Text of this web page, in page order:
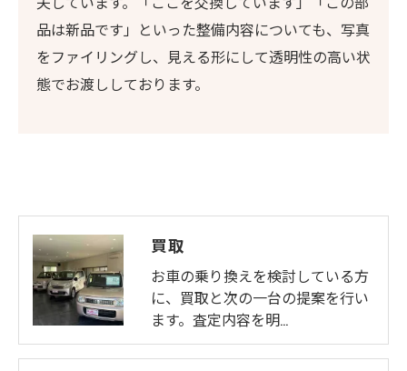
品は新品です」といった整備内容についても、写真
をファイリングし、見える形にして透明性の高い状
態でお渡ししております。
買取
お車の乗り換えを検討している方
に、買取と次の一台の提案を行い
ます。査定内容を明…